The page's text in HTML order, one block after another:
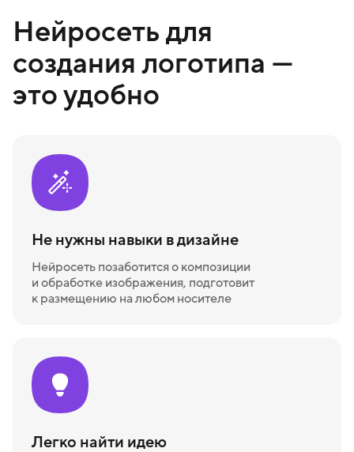
Нейросеть для
создания логотипа —
это удобно
Не нужны навыки в дизайне
Нейросеть позаботится о композиции
и обработке изображения, подготовит
к размещению на любом носителе
Легко найти идею